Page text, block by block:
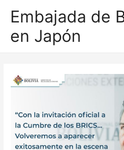
Embajada de
en Japón